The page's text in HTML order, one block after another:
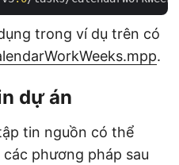
trong ví dụ trên có
.
dự án
tin nguồn có thể
phương pháp sau